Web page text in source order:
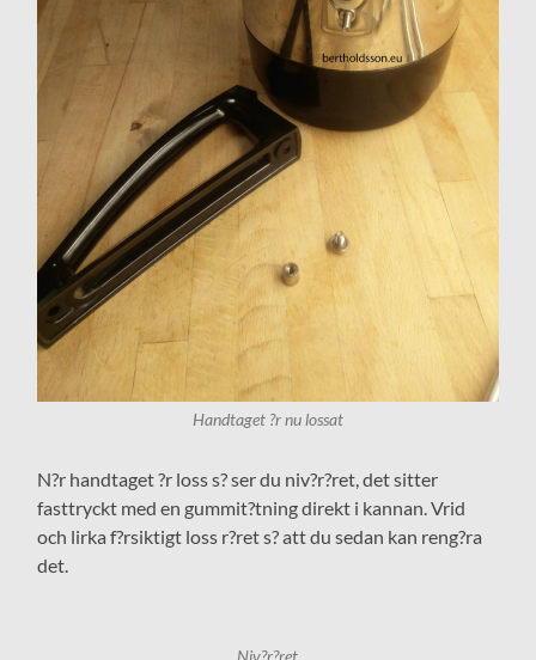
Handtaget ?r nu lossat
N?r handtaget ?r loss s? ser du niv?r?ret, det sitter
fasttryckt med en gummit?tning direkt i kannan. Vrid
och lirka f?rsiktigt loss r?ret s? att du sedan kan reng?ra
det.
Niv?r?ret